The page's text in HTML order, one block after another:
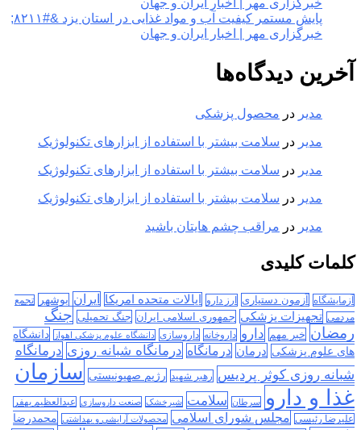
پایش مستمر کیفیت آب و مواد غذایی در استان یزد &#۸۲۱۱;
خبرگزاری مهر | اخبار ایران و جهان
آخرین دیدگاه‌ها
مدیر در محصول پزشکی
مدیر در سلامت بیشتر با استفاده از ابزارهای تکنولوژیک
مدیر در سلامت بیشتر با استفاده از ابزارهای تکنولوژیک
مدیر در سلامت بیشتر با استفاده از ابزارهای تکنولوژیک
مدیر در مراقب چشم هایتان باشید
کلمات کلیدی
آزمایشگاه آزمون دستیاری ارز دارو ایالات متحده امریکا ایران بوشهر
تجمع
مردمی تجهیزات پزشکی جمهوری اسلامی ایران جنگ تحمیلی جنگ
رمضان خبر مهم دارو داروخانه داروسازی دانشگاه علوم پزشکی اهواز
دانشگاه
های علوم پزشکی درمان درمانگاه درمانگاه شبانه روزی درمانگاه
شبانه روزی کوثر پردیس رهبر شهید رژیم صهیونیستی سازمان
غذا و دارو
سرطان سلامت شیرخشک صنعت داروسازی عبدالعظیم بهفر
علیرضا رئیسی مجلس شورای اسلامی محصولات آرایشی و بهداشتی محمدرضا